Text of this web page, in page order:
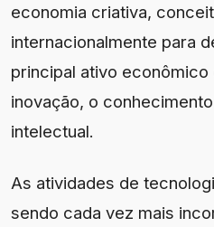
economia criativa,
internacionalmente para
principal ativo econômico
inovação, o
intelectual.
As atividades de
sendo cada vez mais